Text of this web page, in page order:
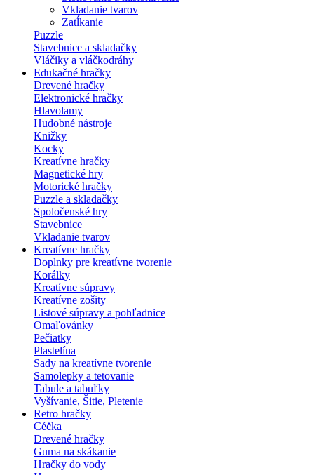
Vkladanie tvarov
Zatĺkanie
Puzzle
Stavebnice a skladačky
Vláčiky a vláčkodráhy
Edukačné hračky
Drevené hračky
Elektronické hračky
Hlavolamy
Hudobné nástroje
Knižky
Kocky
Kreatívne hračky
Magnetické hry
Motorické hračky
Puzzle a skladačky
Spoločenské hry
Stavebnice
Vkladanie tvarov
Kreatívne hračky
Doplnky pre kreatívne tvorenie
Korálky
Kreatívne súpravy
Kreatívne zošity
Listové súpravy a pohľadnice
Omaľovánky
Pečiatky
Plastelína
Sady na kreatívne tvorenie
Samolepky a tetovanie
Tabule a tabuľky
Vyšívanie, Šitie, Pletenie
Retro hračky
Céčka
Drevené hračky
Guma na skákanie
Hračky do vody